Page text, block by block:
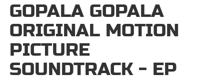
GOPALA GOPALA
ORIGINAL MOTION
PICTURE
SOUNDTRACK - EP